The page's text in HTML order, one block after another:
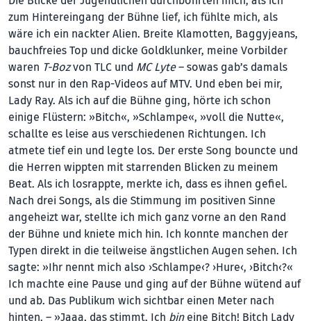
zum Hintereingang der Bühne lief, ich fühlte mich, als
wäre ich ein nackter Alien. Breite Klamotten, Baggyjeans,
bauchfreies Top und dicke Goldklunker, meine Vorbilder
waren T-Bozvon TLC und MC Lyte– sowas gab’s damals
sonst nur in den Rap-Videos auf MTV. Und eben bei mir,
Lady Ray. Als ich auf die Bühne ging, hörte ich schon
einige Flüstern: »Bitch«, »Schlampe«, »voll die Nutte«,
schallte es leise aus verschiedenen Richtungen. Ich
atmete tief ein und legte los. Der erste Song bouncte und
die Herren wippten mit starrenden Blicken zu meinem
Beat. Als ich losrappte, merkte ich, dass es ihnen gefiel.
Nach drei Songs, als die Stimmung im positiven Sinne
angeheizt war, stellte ich mich ganz vorne an den Rand
der Bühne und kniete mich hin. Ich konnte manchen der
Typen direkt in die teilweise ängstlichen Augen sehen. Ich
sagte: »Ihr nennt mich also ›Schlampe‹? ›Hure‹, ›Bitch‹?«
Ich machte eine Pause und ging auf der Bühne wütend auf
und ab. Das Publikum wich sichtbar einen Meter nach
hinten. – »Jaaa, das stimmt. Ich bineine Bitch! Bitch Lady